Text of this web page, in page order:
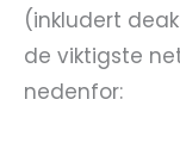
(inkludert
de viktigste
nedenfor: